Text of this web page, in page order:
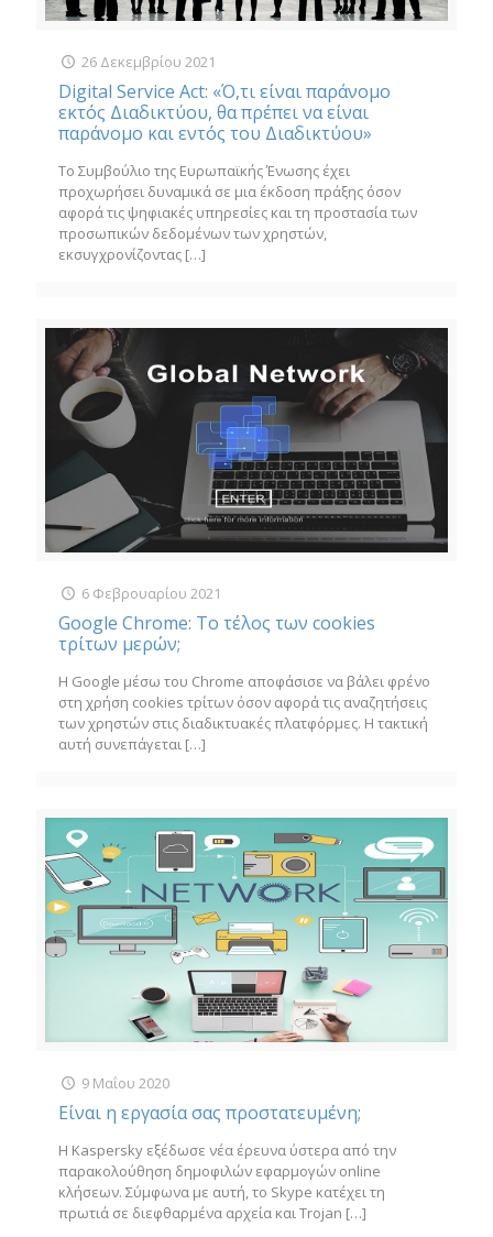
26 Δεκεμβρίου 2021
Digital Service Act: «Ό,τι είναι παράνομο
εκτός Διαδικτύου, θα πρέπει να είναι
παράνομο και εντός του Διαδικτύου»
Το Συμβούλιο της Ευρωπαϊκής Ένωσης έχει
προχωρήσει δυναμικά σε μια έκδοση πράξης όσον
αφορά τις ψηφιακές υπηρεσίες και τη προστασία των
προσωπικών δεδομένων των χρηστών,
εκσυγχρονίζοντας […]
6 Φεβρουαρίου 2021
Google Chrome: Το τέλος των cookies
τρίτων μερών;
Η Google μέσω του Chrome αποφάσισε να βάλει φρένο
στη χρήση cookies τρίτων όσον αφορά τις αναζητήσεις
των χρηστών στις διαδικτυακές πλατφόρμες. Η τακτική
αυτή συνεπάγεται […]
9 Μαΐου 2020
Είναι η εργασία σας προστατευμένη;
Η Kaspersky εξέδωσε νέα έρευνα ύστερα από την
παρακολούθηση δημοφιλών εφαρμογών online
κλήσεων. Σύμφωνα με αυτή, το Skype κατέχει τη
πρωτιά σε διεφθαρμένα αρχεία και Trojan […]